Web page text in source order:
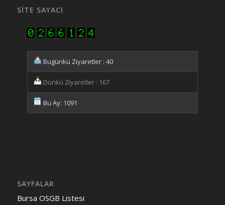
SITE SAYACI
Bugünkü Ziyaretler : 40
Dünkü Ziyaretler : 167
Bu Ay: 1091
SAYFALAR
Bursa OSGB Listesi